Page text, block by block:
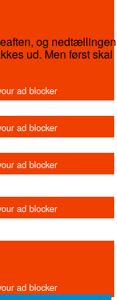
og nedtællingen
først skal